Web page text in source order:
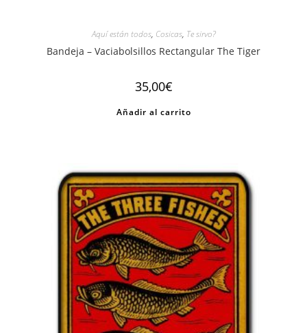
Aquí están todos, Cosicas, Te sirvo?
Bandeja – Vaciabolsillos Rectangular The Tiger
35,00€
Añadir al carrito